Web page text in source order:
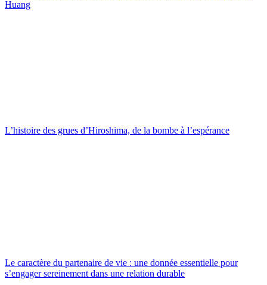
Huang
L’histoire des grues d’Hiroshima, de la bombe à l’espérance
Le caractère du partenaire de vie : une donnée essentielle pour
s’engager sereinement dans une relation durable